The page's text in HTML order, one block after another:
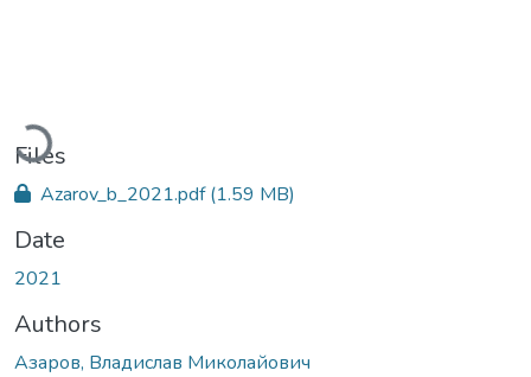
Loading...
Files
Azarov_b_2021.pdf(1.59 MB)
Date
2021
Authors
Азаров, Владислав Миколайович